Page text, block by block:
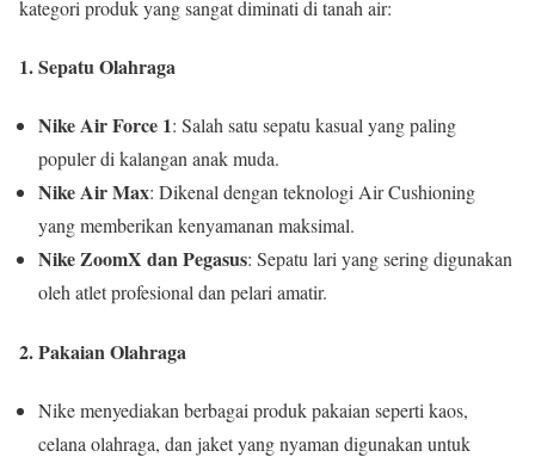
kategori produk yang sangat diminati di tanah air:
1. Sepatu Olahraga
Nike Air Force 1: Salah satu sepatu kasual yang paling
populer di kalangan anak muda.
Nike Air Max: Dikenal dengan teknologi Air Cushioning
yang memberikan kenyamanan maksimal.
Nike ZoomX dan Pegasus: Sepatu lari yang sering digunakan
oleh atlet profesional dan pelari amatir.
2. Pakaian Olahraga
Nike menyediakan berbagai produk pakaian seperti kaos,
celana olahraga, dan jaket yang nyaman digunakan untuk